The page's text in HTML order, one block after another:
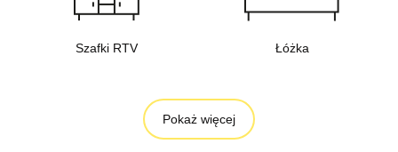
Szafki RTV Łóżka
Pokaż więcej